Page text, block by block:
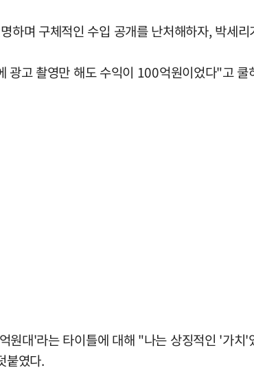
하며 구체적인 수입 공개를 난처해하자, 박세
고 촬영만 해도 수익이 100억원이었다"고 쿨
대'라는 타이틀에 대해 "나는 상징적인 '가치
붙였다.